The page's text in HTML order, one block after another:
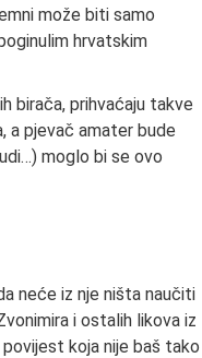
može biti samo
hrvatskim
birača, prihvaćaju takve
a pjevač amater bude
moglo bi se ovo
neće iz nje ništa naučiti
i ostalih likova iz
koja nije baš tako